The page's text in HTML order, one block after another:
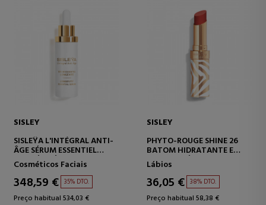
SISLEY
SISLEŸA L'INTÉGRAL ANTI-
ÂGE SÉRUM ESSENTIEL
LONGÉVITÉ
SORO
ANTIENVELHECIMENTO
Cosméticos Faciais
348,59 € 35% DTO.
Preço habitual 534,03 €
SISLEY
PHYTO-ROUGE SHINE 26
BATOM HIDRATANTE E
RECARREGÁVEL COM
BRILHO.
Lábios
36,05 € 38% DTO.
Preço habitual 58,38 €